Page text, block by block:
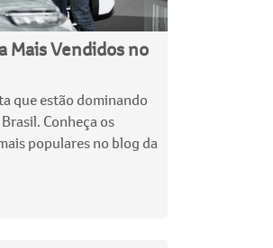
Mais Vendidos no
que estão dominando
Conheça os
populares no blog da